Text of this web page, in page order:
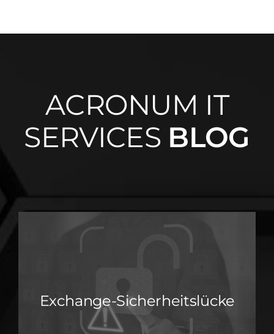
ACRONUM IT
SERVICES BLOG
Exchange-Sicherheitslücke